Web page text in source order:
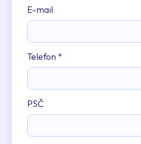
E-mail
Telefon *
PSČ